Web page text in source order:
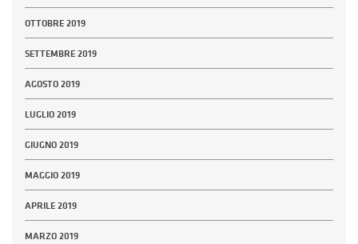
OTTOBRE 2019
SETTEMBRE 2019
AGOSTO 2019
LUGLIO 2019
GIUGNO 2019
MAGGIO 2019
APRILE 2019
MARZO 2019